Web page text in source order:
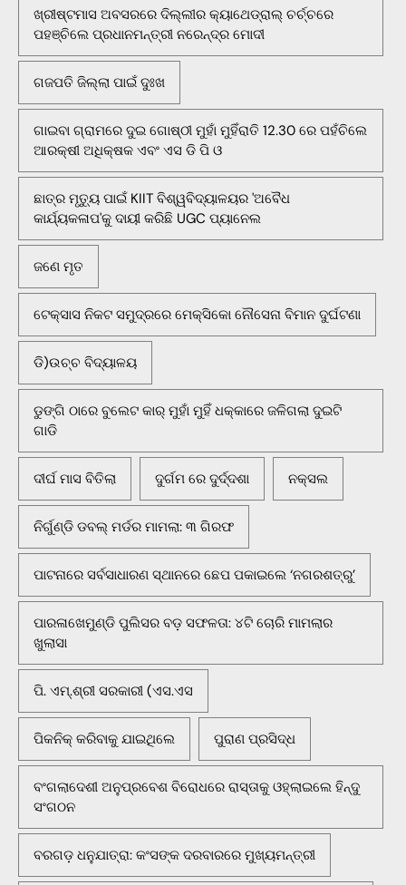
ଖ୍ରୀଷ୍ଟମାସ ଅବସରରେ ଦିଲ୍ଲୀର କ୍ୟାଥେଡ୍ରାଲ୍ ଚର୍ଚ୍ଚରେ
ପହଞ୍ଚିଲେ ପ୍ରଧାନମନ୍ତ୍ରୀ ନରେନ୍ଦ୍ର ମୋଦୀ
ଗଜପତି ଜିଲ୍ଲା ପାଇଁ ଦୁଃଖ
ଗାଇବା ଗ୍ରାମରେ ଦୁଇ ଗୋଷ୍ଠୀ ମୁହାଁ ମୁହିଁରାତି 12.30 ରେ ପହଁଚିଲେ
ଆରକ୍ଷୀ ଅଧିକ୍ଷକ ଏବଂ ଏସ ଡି ପି ଓ
ଛାତ୍ର ମୃତ୍ୟୁ ପାଇଁ KIIT ବିଶ୍ୱବିଦ୍ୟାଳୟର 'ଅବୈଧ
କାର୍ଯ୍ୟକଳାପ'କୁ ଦାୟୀ କରିଛି UGC ପ୍ୟାନେଲ
ଜଣେ ମୃତ
ଟେକ୍ସାସ ନିକଟ ସମୁଦ୍ରରେ ମେକ୍ସିକୋ ନୌସେନା ବିମାନ ଦୁର୍ଘଟଣା
ଡି)ଉଚ୍ଚ ବିଦ୍ୟାଳୟ
ଡୁଙ୍ଗି ଠାରେ ବୁଲେଟ କାର୍ ମୁହାଁ ମୁହିଁ ଧକ୍କାରେ ଜଳିଗଲା ଦୁଇଟି
ଗାଡି
ଦୀର୍ଘ ମାସ ବିତିଲା ଦୁର୍ଗମ ରେ ଦୁର୍ଦ୍ଦଶା ନକ୍ସଲ
ନିର୍ଗୁଣ୍ଡି ଡବଲ୍ ମର୍ଡର ମାମଲା: ୩ ଗିରଫ
ପାଟନାରେ ସର୍ବସାଧାରଣ ସ୍ଥାନରେ ଛେପ ପକାଇଲେ ‘ନଗରଶତ୍ରୁ’
ପାରଳାଖେମୁଣ୍ଡି ପୁଲିସର ବଡ଼ ସଫଳତା: ୪ଟି ଚୋରି ମାମଲାର
ଖୁଲାସା
ପି. ଏମ୍.ଶ୍ରୀ ସରକାରୀ (ଏସ.ଏସ
ପିକନିକ୍‌ କରିବାକୁ ଯାଇଥିଲେ ପୁରାଣ ପ୍ରସିଦ୍ଧ
ବଂଗଲାଦେଶୀ ଅନୁପ୍ରବେଶ ବିରୋଧରେ ରାସ୍ତାକୁ ଓହ୍ଲାଇଲେ ହିନ୍ଦୁ
ସଂଗଠନ
ବରଗଡ଼ ଧନୁଯାତ୍ରା: କଂସଙ୍କ ଦରବାରରେ ମୁଖ୍ୟମନ୍ତ୍ରୀ